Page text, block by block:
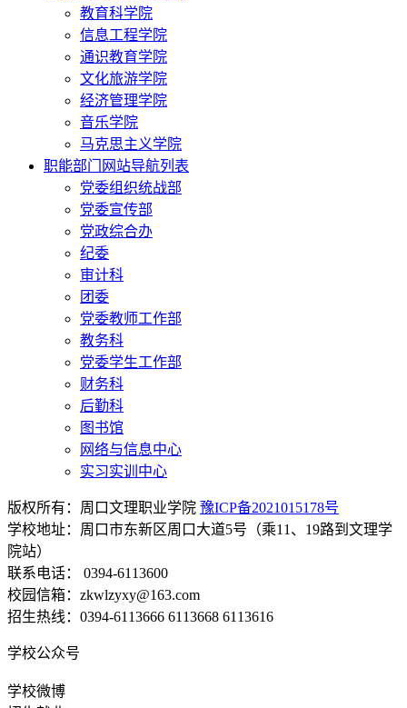
教育科学院
信息工程学院
通识教育学院
文化旅游学院
经济管理学院
音乐学院
马克思主义学院
职能部门网站导航列表
党委组织统战部
党委宣传部
党政综合办
纪委
审计科
团委
党委教师工作部
教务科
党委学生工作部
财务科
后勤科
图书馆
网络与信息中心
实习实训中心
版权所有：周口文理职业学院 豫ICP备2021015178号
学校地址：周口市东新区周口大道5号（乘11、19路到文理学
院站）
联系电话： 0394-6113600
校园信箱：zkwlzyxy@163.com
招生热线：0394-6113666 6113668 6113616
学校公众号
学校微博